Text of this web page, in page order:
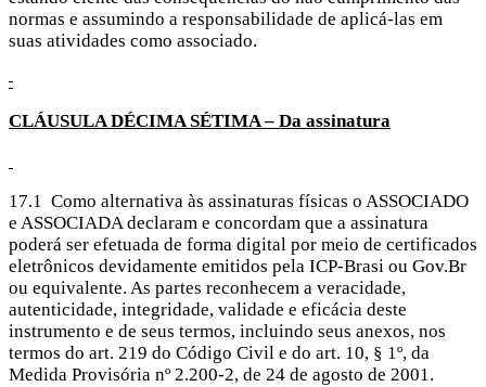
normas e assumindo a responsabilidade de aplicá-las em
suas atividades como associado.
CLÁUSULADÉCIMA SÉTIMA – Da assinatura
17.1 Como alternativa às assinaturas físicas o ASSOCIADO
e ASSOCIADA declaram e concordam que a assinatura
poderá ser efetuada de forma digital por meio de certificados
eletrônicos devidamente emitidos pela ICP-Brasi ou Gov.Br
ou equivalente. As partes reconhecem a veracidade,
autenticidade, integridade, validade e eficácia deste
instrumento e de seus termos, incluindo seus anexos, nos
termos do art. 219 do Código Civil e do art. 10, § 1º, da
Medida Provisória nº 2.200-2, de 24 de agosto de 2001.